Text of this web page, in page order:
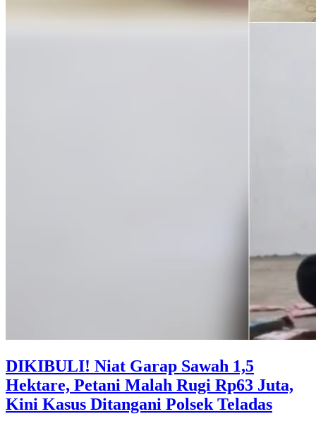
DIKIBULI! Niat Garap Sawah 1,5
Hektare, Petani Malah Rugi Rp63 Juta,
Kini Kasus Ditangani Polsek Teladas